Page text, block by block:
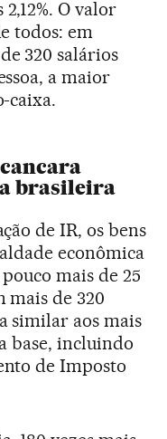
O valor
todos: em
320 salários
a maior
caixa.
brasileira
de IR, os bens
econômica
mais de 25
de 320
similar aos mais
base, incluindo
de Imposto